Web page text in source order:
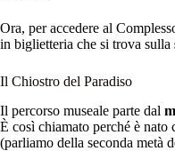
Ora, per accedere al
in biglietteria che si trova sulla
Il Chiostro del Paradiso
Il percorso museale parte dal
È così chiamato perché è
(parliamo della seconda metà